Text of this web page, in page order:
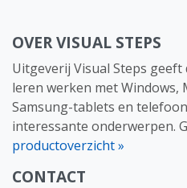
OVER VISUAL STEPS
Uitgeverij Visual Steps
leren werken met Windows,
Samsung-tablets en
interessante onderwerpen.
productoverzicht »
CONTACT